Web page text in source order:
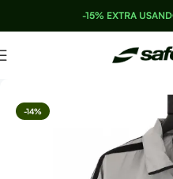
-15% EXTRA
-14%